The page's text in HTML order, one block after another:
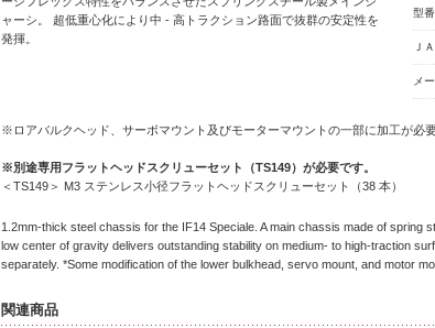
ャーシ。 超低重心化により中 - 高トラクション路面で抜群の安定性を
発揮。
型
Ｊ
メ
※ロアバルクヘッド、サーボマウント及びモーターマウントの一部に加工が必要
※別途専用フラットヘッドスクリューセット（TS149）が必要です。
＜TS149＞ M3 ステンレス小径フラットヘッドスクリューセット（38 本）
1.2mm-thick steel chassis for the IF14 Speciale. A main chassis made of
low center of gravity delivers outstanding stability on medium- to high-traction
separately. *Some modification of the lower bulkhead, servo mount, and motor
関連商品